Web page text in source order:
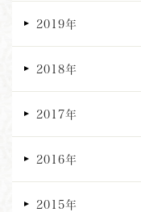
2019年
2018年
2017年
2016年
2015年